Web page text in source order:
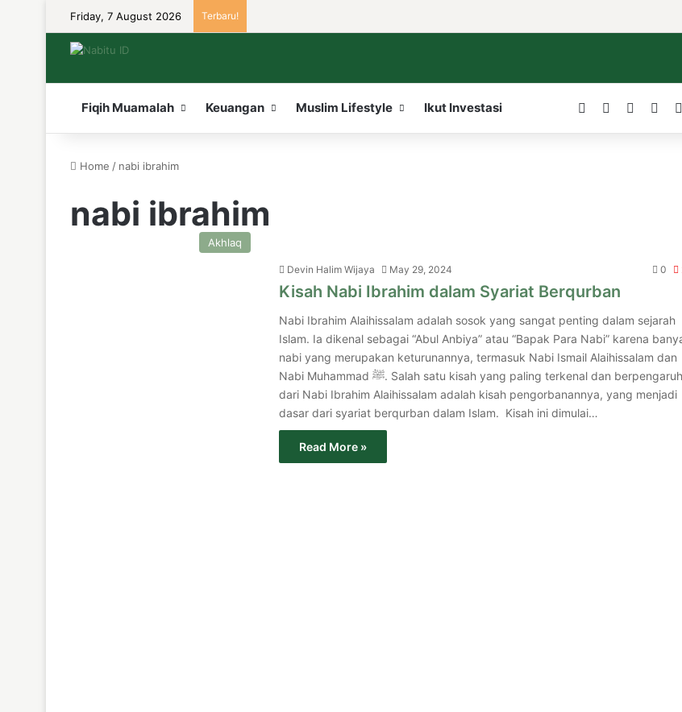
Friday, 7 August 2026 Terbaru!
Fiqih Muamalah Keuangan Muslim Lifestyle Ikut Investasi Facebook LinkedIn
Home / nabi ibrahim
nabi ibrahim
Akhlaq
Devin Halim Wijaya May 29, 2024 0
Kisah Nabi Ibrahim dalam Syariat Berqurban
Nabi Ibrahim Alaihissalam adalah sosok yang sangat penting dalam sejarah
Islam. Ia dikenal sebagai “Abul Anbiya” atau “Bapak Para Nabi” karena
nabi yang merupakan keturunannya, termasuk Nabi Ismail Alaihissalam dan
Nabi Muhammad ﷺ. Salah satu kisah yang paling terkenal dan berpengaruh
dari Nabi Ibrahim Alaihissalam adalah kisah pengorbanannya, yang menjadi
dasar dari syariat berqurban dalam Islam. Kisah ini dimulai…
Read More »